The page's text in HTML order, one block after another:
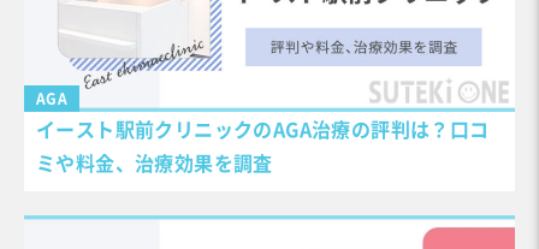
AGA
イースト駅前クリニックのAGA治療の評判は？口コ
ミや料金、治療効果を調査